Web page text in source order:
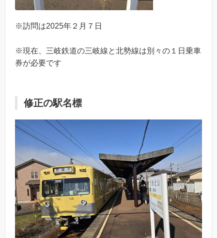
※訪問は2025年２月７日
※現在、三岐鉄道の三岐線と北勢線は別々の１日乗車
券が必要です
修正の駅名標